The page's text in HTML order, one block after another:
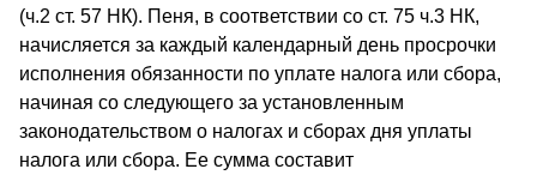
(ч.2 ст. 57 НК). Пеня, в соответствии со ст. 75 ч.3 НК,
начисляется за каждый календарный день просрочки
исполнения обязанности по уплате налога или сбора,
начиная со следующего за установленным
законодательством о налогах и сборах дня уплаты
налога или сбора. Ее сумма составит